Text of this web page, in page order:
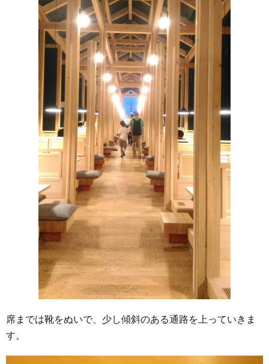
席までは靴をぬいで、少し傾斜のある通路を上っていきま
す。